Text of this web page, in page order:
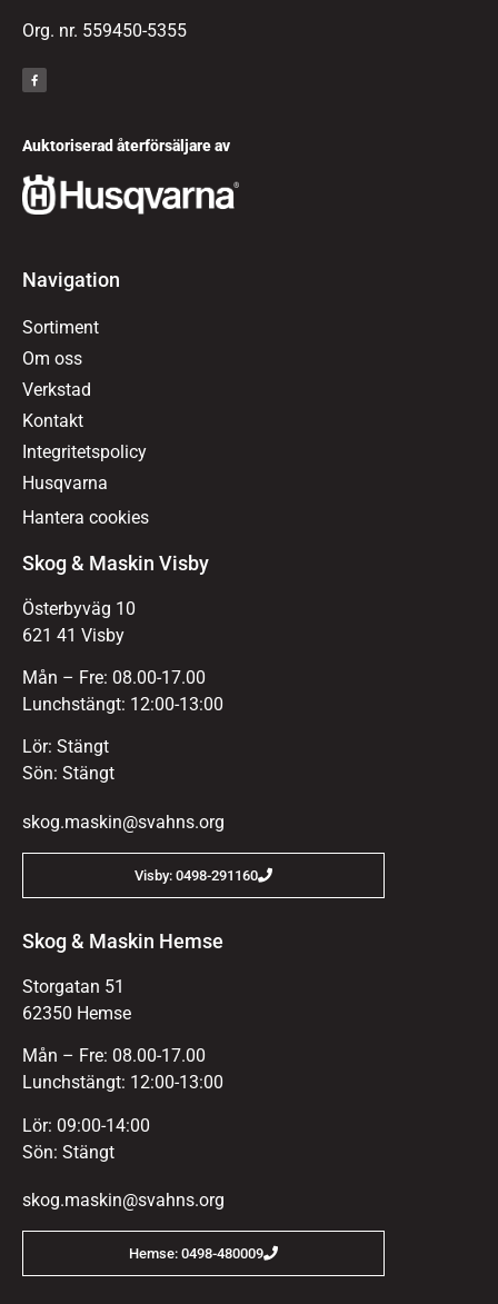
Org. nr. 559450-5355
Auktoriserad återförsäljare av
Navigation
Sortiment
Om oss
Verkstad
Kontakt
Integritetspolicy
Husqvarna
Hantera cookies
Skog & Maskin Visby
Österbyväg 10
621 41 Visby
Mån – Fre: 08.00-17.00
Lunchstängt: 12:00-13:00
Lör: Stängt
Sön: Stängt
skog.maskin@svahns.org
Visby: 0498-291160
Skog & Maskin Hemse
Storgatan 51
62350 Hemse
Mån – Fre: 08.00-17.00
Lunchstängt: 12:00-13:00
Lör: 09:00-14:00
Sön: Stängt
skog.maskin@svahns.org
Hemse: 0498-480009